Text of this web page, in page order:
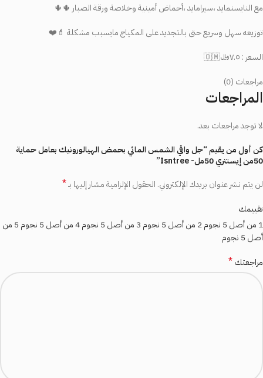
مع النايسنمايد ،سيرامايد ،أحماض أمينية وخلاصة ورقة الصبار 🌵🌵
توزيعه سهل وسريع حتى بالتجديد على المكياج مايسبب مشكلة 💄❤️
السعر : ٧.٥﷼🇴🇲
مراجعات (0)
المراجعات
لا توجد مراجعات بعد.
كن أول من يقيم “جل واقي الشمس المائي بحمض الهيالورونيك بعامل حماية
50من إيسنتري 50مل- Isntree”
لن يتم نشر عنوان بريدك الإلكتروني. الحقول الإلزامية مشار إليها بـ*
تقييمك
1 من أصل 5 نجوم
2 من أصل 5 نجوم 3 من أصل 5 نجوم 4 من أصل 5 نجوم
5 من
أصل 5 نجوم
مراجعتك*